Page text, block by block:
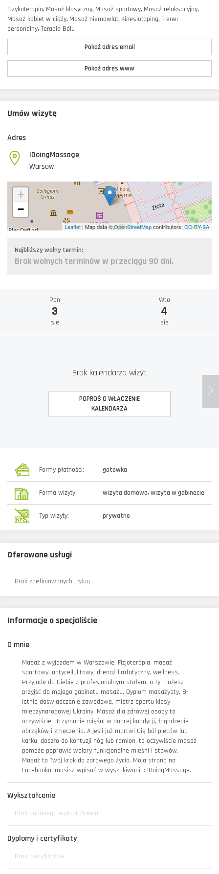
Fizykoterapia, Masaż klasyczny, Masaż sportowy, Masaż relaksacyjny,
Masaż kobiet w ciąży, Masaż niemowląt, Kinesiotaping, Trener
personalny, Terapia Bólu
Pokaż adres email
Pokaż adres www
Umów wizytę
Adres
IDoingMassage
Warsaw
+
−
Leaflet | Map data ©OpenStreetMapcontributors, CC-BY-SA
Najbliższy wolny termin:
Brak wolnych terminów w przeciągu 90 dni.
Pon
3
sie
Wto
4
sie
Brak kalendarza wizyt
POPROŚ O WŁĄCZENIE
KALENDARZA
Formy płatności: gotówka
Forma wizyty: wizyta domowa, wizyta w gabinecie
Typ wizyty: prywatne
Oferowane usługi
Brak zdefiniowanych usług
Informacje o specjaliście
O mnie
Masaż z wyjazdem w Warszawie. Fizjoterapia, masaż
sportowy, antycellulitowy, drenaż limfatyczny, wellness.
Przyjadę do Ciebie z profesjonalnym stołem, a Ty możesz
przyjść do mojego gabinetu masażu. Dyplom masażysty, 8-
letnie doświadczenie zawodowe, mistrz sportu klasy
międzynarodowej Ukrainy. Masaż dla zdrowej osoby to
oczywiście utrzymanie mięśni w dobrej kondycji, łagodzenie
obrzęków i zmęczenia. A jeśli już martwi Cię ból pleców lub
karku, doszło do kontuzji nóg lub ramion, to oczywiście masaż
pomoże poprawić walory funkcjonalne mięśni i stawów.
Masaż to Twój krok do zdrowego życia. Moja strona na
Facebooku, musisz wpisać w wyszukiwaniu: IDoingMassage.
Wykształcenie
Brak podanego wykształcenia
Dyplomy i certyfikaty
Brak certyfikatów